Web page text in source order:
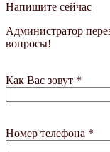
Напишите сейчас
Администратор
вопросы!
Как Вас зовут *
Номер телефона *